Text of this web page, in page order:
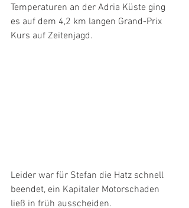
Temperaturen an der Adria Küste ging
es auf dem 4,2 km langen Grand-Prix
Kurs auf Zeitenjagd.
Leider war für Stefan die Hatz schnell
beendet, ein Kapitaler Motorschaden
ließ in früh ausscheiden.